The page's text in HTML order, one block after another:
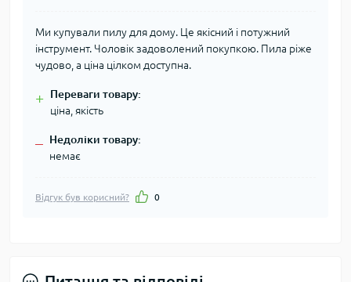
Ми купували пилу для дому. Це якісний і потужний
інструмент. Чоловік задоволений покупкою. Пила ріже
чудово, а ціна цілком доступна.
+ Переваги товару:
ціна, якість
– Недоліки товару:
немає
Відгук був корисний? 0